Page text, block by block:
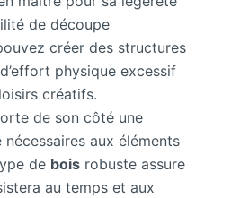
de découpe
créer des structures
physique excessif
créatifs.
de son côté une
aux éléments
de bois robuste assure
au temps et aux